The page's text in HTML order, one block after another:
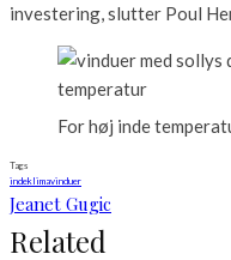
investering, slutter Poul
For høj inde
Tags
indeklimavinduer
Jeanet Gugic
Related